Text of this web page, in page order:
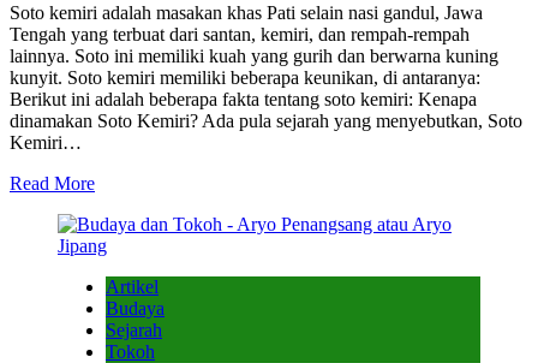
Soto kemiri adalah masakan khas Pati selain nasi gandul, Jawa
Tengah yang terbuat dari santan, kemiri, dan rempah-rempah
lainnya. Soto ini memiliki kuah yang gurih dan berwarna kuning
kunyit. Soto kemiri memiliki beberapa keunikan, di antaranya:
Berikut ini adalah beberapa fakta tentang soto kemiri: Kenapa
dinamakan Soto Kemiri? Ada pula sejarah yang menyebutkan, Soto
Kemiri…
Read More
Artikel
Budaya
Sejarah
Tokoh